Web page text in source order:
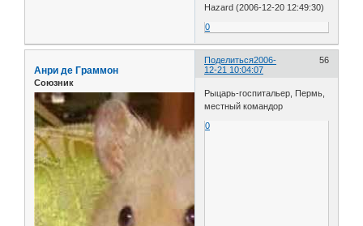
Hazard (2006-12-20 12:49:30)
0
Поделиться 56
2006-
12-21 10:04:07
Анри де Граммон
Союзник
Рыцарь-госпитальер, Пермь,
местный командор
0